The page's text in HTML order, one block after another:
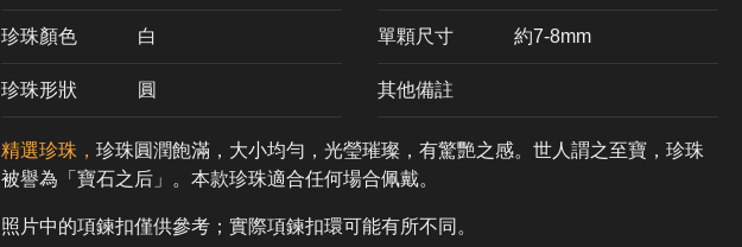
珍珠顏色 ​白 單顆尺寸 約7-8mm
珍珠形狀 圓 其他備註
精選珍珠， 珍珠圓潤飽滿，大小均勻，光瑩璀璨，有驚艷之感。世人謂之至寶，珍珠
被譽為「寶石之后」。本款珍珠適合任何場合佩戴。
照片中的項鍊扣僅供參考；實際項鍊扣環可能有所不同。